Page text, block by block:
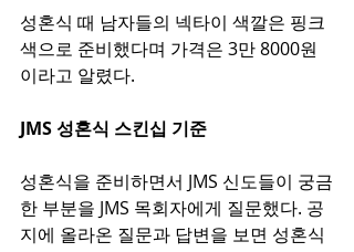
성혼식 때 남자들의 넥타이 색깔은 핑크
색으로 준비했다며 가격은 3만 8000원
이라고 알렸다.
JMS 성혼식 스킨십 기준
성혼식을 준비하면서 JMS 신도들이 궁금
한 부분을 JMS 목회자에게 질문했다. 공
지에 올라온 질문과 답변을 보면 성혼식